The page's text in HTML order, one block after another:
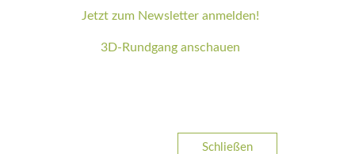
Jetzt zum Newsletter anmelden!
3D-Rundgang anschauen
Schließen